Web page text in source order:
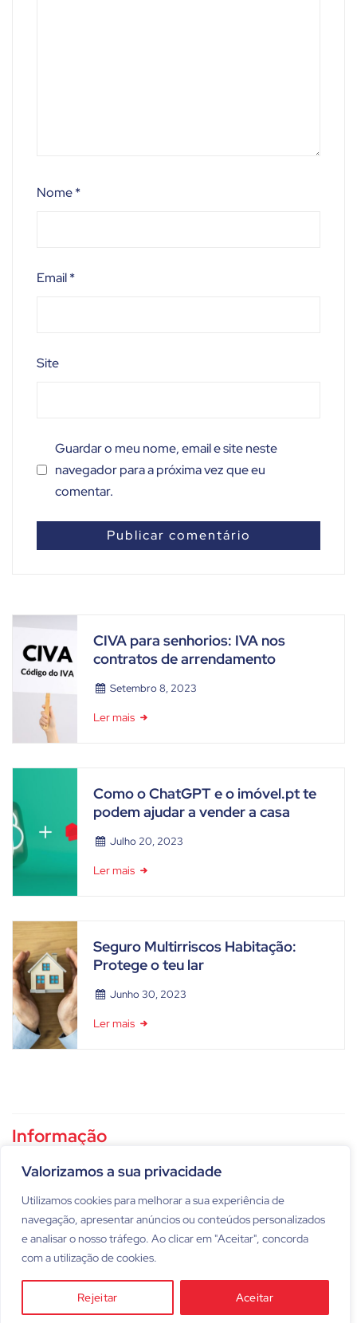
Valorizamos a sua privacidade
Utilizamos cookies para melhorar a sua experiência de
navegação, apresentar anúncios ou conteúdos personalizados
e analisar o nosso tráfego. Ao clicar em "Aceitar", concorda
com a utilização de cookies.
Rejeitar Aceitar
Nome*
Email*
Site
Guardar o meu nome, email e site neste
navegador para a próxima vez que eu
comentar.
CIVA para senhorios: IVA nos
contratos de arrendamento
Setembro 8, 2023
Ler mais
Como o ChatGPT e o imóvel.pt te
podem ajudar a vender a casa
Julho 20, 2023
Ler mais
Seguro Multirriscos Habitação:
Protege o teu lar
Junho 30, 2023
Ler mais
Informação
Política de privacidade
Condições gerais de utilização
©2026 imóvel.pt